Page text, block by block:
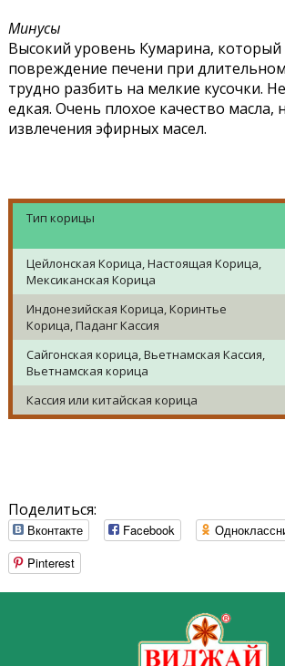
Минусы
Высокий уровень Кумарина,
повреждение печени при
трудно разбить на мелкие кусочки.
едкая. Очень плохое качество масла,
извлечения эфирных масел.
Тип корицы
Цейлонская Корица, Настоящая Корица,
Мексиканская Корица
Индонезийская Корица, Коринтье
Корица, Паданг Кассия
Сайгонская корица, Вьетнамская Кассия,
Вьетнамская корица
Кассия или китайская корица
Поделиться:
Вконтакте Facebook
Pinterest